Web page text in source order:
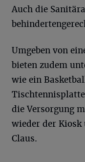
Auch die
Umgeben von
bieten zudem
wie ein
die Versorgung
wieder der Kiosk
Claus.